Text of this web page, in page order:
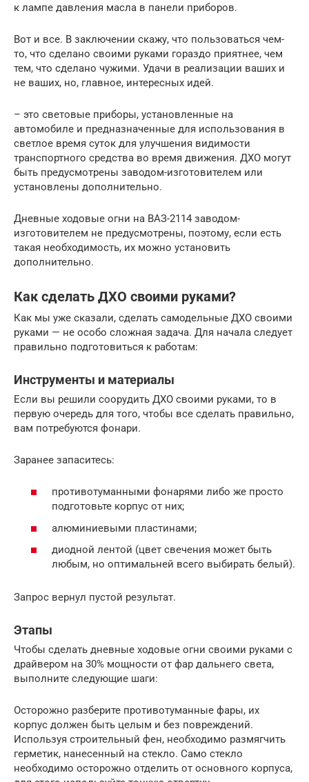
к лампе давления масла в панели приборов.
Вот и все. В заключении скажу, что пользоваться чем-
то, что сделано своими руками гораздо приятнее, чем
тем, что сделано чужими. Удачи в реализации ваших и
не ваших, но, главное, интересных идей.
– это световые приборы, установленные на
автомобиле и предназначенные для использования в
светлое время суток для улучшения видимости
транспортного средства во время движения. ДХО могут
быть предусмотрены заводом-изготовителем или
установлены дополнительно.
Дневные ходовые огни на ВАЗ-2114 заводом-
изготовителем не предусмотрены, поэтому, если есть
такая необходимость, их можно установить
дополнительно.
Как сделать ДХО своими руками?
Как мы уже сказали, сделать самодельные ДХО своими
руками — не особо сложная задача. Для начала следует
правильно подготовиться к работам:
Инструменты и материалы
Если вы решили соорудить ДХО своими руками, то в
первую очередь для того, чтобы все сделать правильно,
вам потребуются фонари.
Заранее запаситесь:
противотуманными фонарями либо же просто
подготовьте корпус от них;
алюминиевыми пластинами;
диодной лентой (цвет свечения может быть
любым, но оптимальней всего выбирать белый).
Запрос вернул пустой результат.
Этапы
Чтобы сделать дневные ходовые огни своими руками с
драйвером на 30% мощности от фар дальнего света,
выполните следующие шаги:
Осторожно разберите противотуманные фары, их
корпус должен быть целым и без повреждений.
Используя строительный фен, необходимо размягчить
герметик, нанесенный на стекло. Само стекло
необходимо осторожно отделить от основного корпуса,